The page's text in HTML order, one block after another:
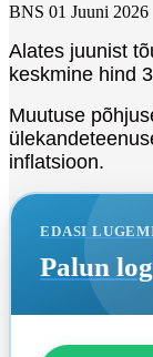
BNS 01 Juuni 2026
Alates juunist
keskmine hind
Muutuse
inflatsioon.
EDASI
Palun